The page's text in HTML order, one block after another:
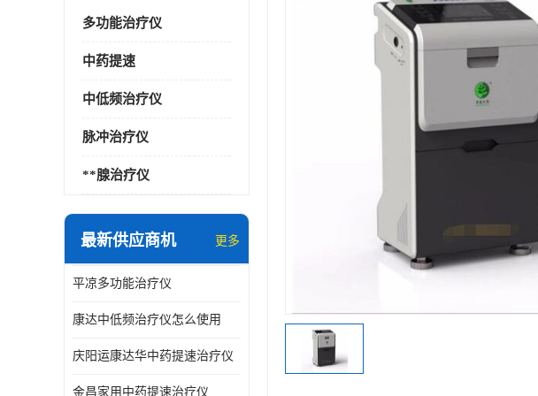
多功能治疗仪
中药提速
中低频治疗仪
脉冲治疗仪
**腺治疗仪
最新供应商机 更多
平凉多功能治疗仪
康达中低频治疗仪怎么使用
庆阳运康达华中药提速治疗仪
金昌家用中药提速治疗仪